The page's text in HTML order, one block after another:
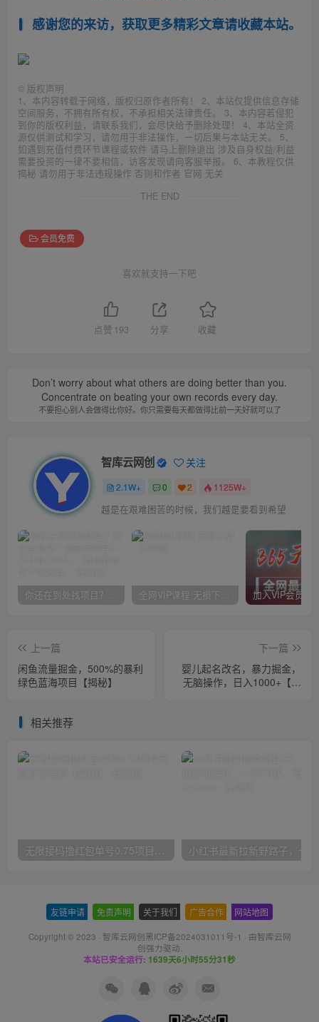
感谢您的来访，获取更多精彩文章请收藏本站。
© 版权声明
1、本内容转载于网络，版权归原作者所有！ 2、本站仅提供信息存储
空间服务，不拥有所有权，不承担相关法律责任。 3、本内容若侵犯
到你的版权利益，请联系我们，会尽快给予删除处理！ 4、本站全资
源仅供测试和学习，请勿用于非法操作，一切后果与本站无关。 5、
如遇到充值付费环节课程或软件 请马上删除退出 涉及自身权益/利益
需要投资的一律不要相信，访客发现请向客服举报。 6、本教程仅供
揭秘 请勿用于非法违规操作 否则和作者 官网 无关
THE END
会员免费
喜欢就支持一下吧
点赞 193 分享 收藏
Don’t worry about what others are doing better than you.
Concentrate on beating your own records every day.
不要担心别人会做得比你好。你只需要每天都做得比前一天好就可以了
智库云网创 关注
2.1W+ 0 2 1125W+
越是在艰难困苦的时候，我们越是要看到希望
你还在到处找项目？还在当韭菜？我靠卖项目一个月收入5万+，曾经我也是个失败者。 全网VIP课程 无损下载~
上一篇
闲鱼流量掘金，500%的暴利
绿色蓝海项目【揭秘】
下一篇
婴儿起名改名，暴力掘金，
无脑操作，日入1000+【揭
相关推荐
友链申请 免责声明 关于我们 广告合作 网站地图
Copyright © 2023 · 智库云网创黑ICP备2024031011号-1 · 由智库云网
创强力驱动.
本站已安全运行: 1639天6小时55分32秒